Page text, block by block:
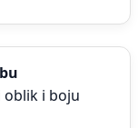
oblik i boju